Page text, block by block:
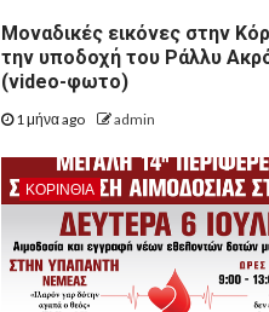
Μοναδικές εικόνες στην
την υποδοχή του Ράλλυ
(video-φωτο)
1 μήνα ago admin
ΚΟΡΙΝΘΊΑ